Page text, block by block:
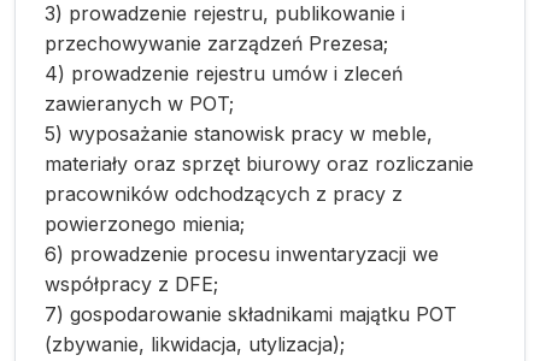
3) prowadzenie rejestru, publikowanie i
przechowywanie zarządzeń Prezesa;
4) prowadzenie rejestru umów i zleceń
zawieranych w POT;
5) wyposażanie stanowisk pracy w meble,
materiały oraz sprzęt biurowy oraz rozliczanie
pracowników odchodzących z pracy z
powierzonego mienia;
6) prowadzenie procesu inwentaryzacji we
współpracy z DFE;
7) gospodarowanie składnikami majątku POT
(zbywanie, likwidacja, utylizacja);